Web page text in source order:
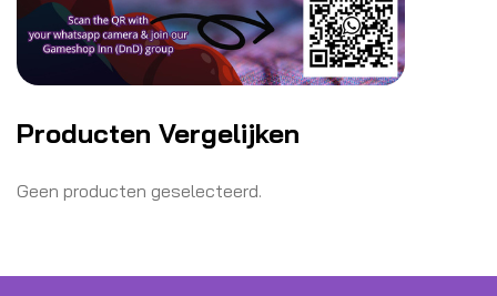
Producten Vergelijken
Geen producten geselecteerd.